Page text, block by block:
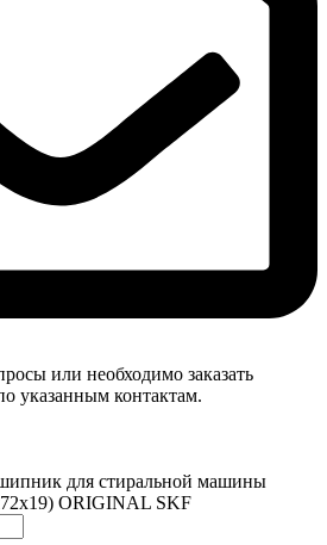
или необходимо заказать
указанным контактам.
для стиральной машины
ORIGINAL SKF